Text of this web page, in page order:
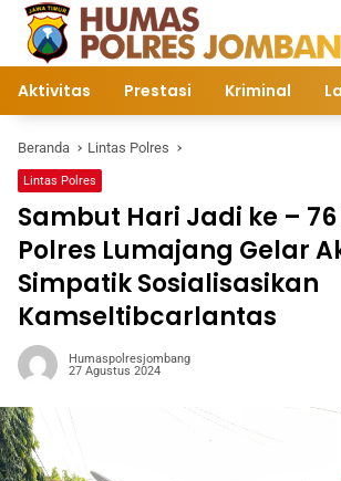
Langsung
konten
Aktivitas Prestasi Kriminal
Beranda Lintas Polres
Lintas Polres
Sambut Hari Jadi ke –
Polres Lumajang Gelar
Simpatik Sosialisasikan
Kamseltibcarlantas
Humaspolresjombang
27 Agustus 2024